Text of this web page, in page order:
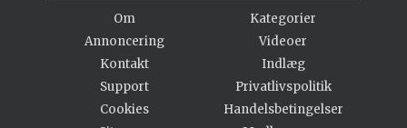
Om
Annoncering
Kontakt
Support
Cookies
Kategorier
Videoer
Indlæg
Privatlivspolitik
Handelsbetingelser